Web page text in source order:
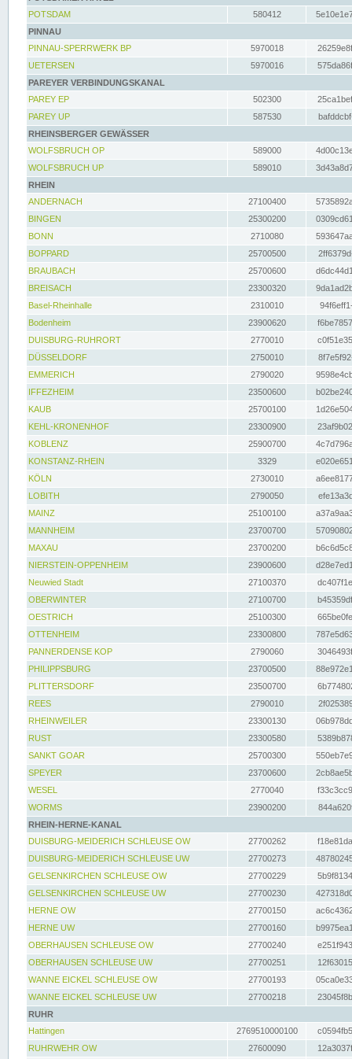
POTSDAM
580412
PINNAU
PINNAU-SPERRWERK BP
5970018
UETERSEN
5970016
PAREYER VERBINDUNGSKANAL
PAREY EP
502300
PAREY UP
587530
RHEINSBERGER GEWÄSSER
WOLFSBRUCH OP
589000
WOLFSBRUCH UP
589010
RHEIN
ANDERNACH
27100400
BINGEN
25300200
BONN
2710080
BOPPARD
25700500
BRAUBACH
25700600
BREISACH
23300320
Basel-Rheinhalle
2310010
Bodenheim
23900620
DUISBURG-RUHRORT
2770010
DÜSSELDORF
2750010
EMMERICH
2790020
IFFEZHEIM
23500600
KAUB
25700100
KEHL-KRONENHOF
23300900
KOBLENZ
25900700
KONSTANZ-RHEIN
3329
KÖLN
2730010
LOBITH
2790050
MAINZ
25100100
MANNHEIM
23700700
MAXAU
23700200
NIERSTEIN-OPPENHEIM
23900600
Neuwied Stadt
27100370
OBERWINTER
27100700
OESTRICH
25100300
OTTENHEIM
23300800
PANNERDENSE KOP
2790060
PHILIPPSBURG
23700500
PLITTERSDORF
23500700
REES
2790010
RHEINWEILER
23300130
RUST
23300580
SANKT GOAR
25700300
SPEYER
23700600
WESEL
2770040
WORMS
23900200
RHEIN-HERNE-KANAL
DUISBURG-MEIDERICH SCHLEUSE OW
27700262
DUISBURG-MEIDERICH SCHLEUSE UW
27700273
GELSENKIRCHEN SCHLEUSE OW
27700229
GELSENKIRCHEN SCHLEUSE UW
27700230
HERNE OW
27700150
HERNE UW
27700160
OBERHAUSEN SCHLEUSE OW
27700240
OBERHAUSEN SCHLEUSE UW
27700251
WANNE EICKEL SCHLEUSE OW
27700193
WANNE EICKEL SCHLEUSE UW
27700218
RUHR
Hattingen
2769510000100
RUHRWEHR OW
27600090